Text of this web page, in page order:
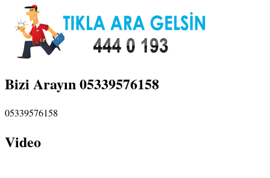
Bizi Arayın 05339576158
05339576158
Video